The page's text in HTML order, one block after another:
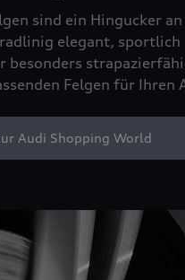
sind ein Hingucker
elegant, sportlich
besonders
Felgen für Ihren
Audi Shopping World